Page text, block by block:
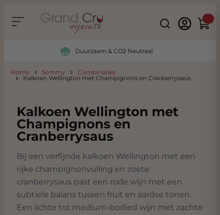
Search
Duurzaam & CO2 Neutraal
Home Sommy
Combinaties
Kalkoen Wellington met Champignons en Cranberrysaus
Kalkoen Wellington met
Champignons en
Cranberrysaus
Bij een verfijnde kalkoen Wellington met een
rijke champignonvulling en zoete
cranberrysaus past een rode wijn met een
subtiele balans tussen fruit en aardse tonen.
Een lichte tot medium-bodied wijn met zachte